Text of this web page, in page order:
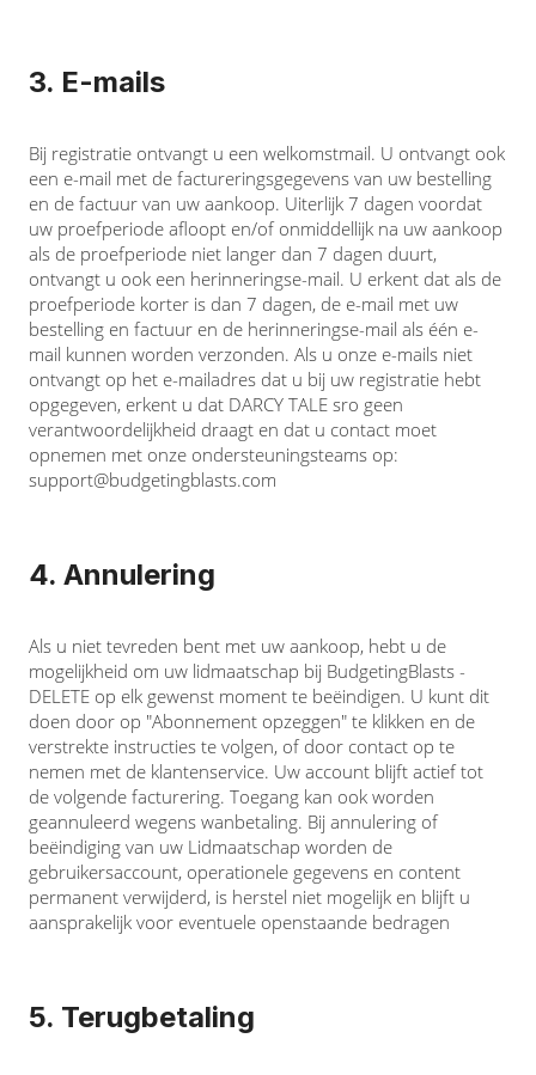
3. E-mails
Bij registratie ontvangt u een welkomstmail. U ontvangt ook
een e-mail met de factureringsgegevens van uw bestelling
en de factuur van uw aankoop. Uiterlijk 7 dagen voordat
uw proefperiode afloopt en/of onmiddellijk na uw aankoop
als de proefperiode niet langer dan 7 dagen duurt,
ontvangt u ook een herinneringse-mail. U erkent dat als de
proefperiode korter is dan 7 dagen, de e-mail met uw
bestelling en factuur en de herinneringse-mail als één e-
mail kunnen worden verzonden. Als u onze e-mails niet
ontvangt op het e-mailadres dat u bij uw registratie hebt
opgegeven, erkent u dat DARCY TALE sro geen
verantwoordelijkheid draagt en dat u contact moet
opnemen met onze ondersteuningsteams op:
support@budgetingblasts.com
4. Annulering
Als u niet tevreden bent met uw aankoop, hebt u de
mogelijkheid om uw lidmaatschap bij BudgetingBlasts -
DELETE op elk gewenst moment te beëindigen. U kunt dit
doen door op "Abonnement opzeggen" te klikken en de
verstrekte instructies te volgen, of door contact op te
nemen met de klantenservice. Uw account blijft actief tot
de volgende facturering. Toegang kan ook worden
geannuleerd wegens wanbetaling. Bij annulering of
beëindiging van uw Lidmaatschap worden de
gebruikersaccount, operationele gegevens en content
permanent verwijderd, is herstel niet mogelijk en blijft u
aansprakelijk voor eventuele openstaande bedragen
5. Terugbetaling